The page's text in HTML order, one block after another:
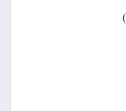
)